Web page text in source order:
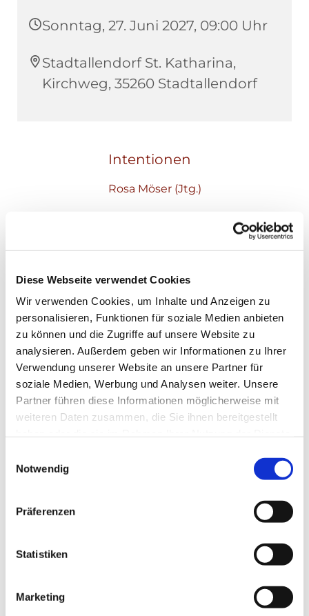
Diese Webseite verwendet Cookies
Wir verwenden Cookies, um Inhalte und Anzeigen zu
personalisieren, Funktionen für soziale Medien anbieten
zu können und die Zugriffe auf unsere Website zu
analysieren. Außerdem geben wir Informationen zu Ihrer
Verwendung unserer Website an unsere Partner für
soziale Medien, Werbung und Analysen weiter. Unsere
Partner führen diese Informationen möglicherweise mit
weiteren Daten zusammen, die Sie ihnen bereitgestellt
Notwendig
Präferenzen
Statistiken
Marketing
Sonntag, 27. Juni 2027, 09:00 Uhr
Stadtallendorf St. Katharina,
Kirchweg, 35260 Stadtallendorf
Intentionen
Rosa Möser (Jtg.)
Dies könnte Sie auch